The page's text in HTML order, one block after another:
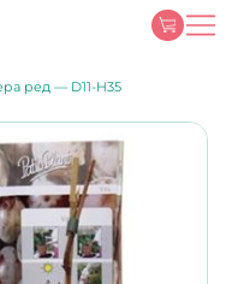
ред — D11-H35